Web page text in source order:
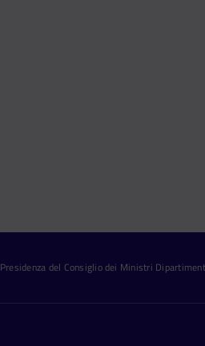
Presidenza del Consiglio dei Ministri